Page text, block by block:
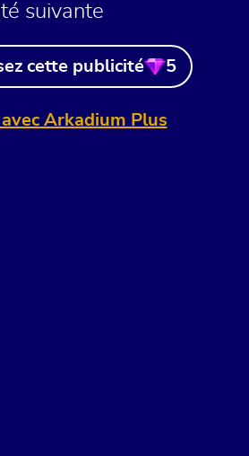
suivante
cette publicité 5
Arkadium Plus